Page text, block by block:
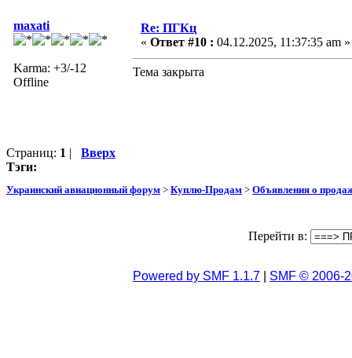
maxati
Karma: +3/-12
Offline
Re: ПГКц
« Ответ #10 : 04.12.2025, 11:37:35 am »
Тема закрыта
Страниц: 1 | Вверх
Тэги:
Украинский авиационный форум > Куплю-Продам > Объявления о
Перейти в:
Powered by SMF 1.1.7 SMF © 2006-